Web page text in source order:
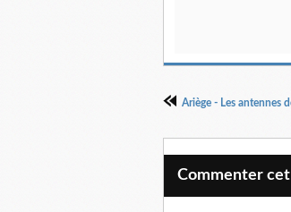
Ariège - Les antennes
Commenter